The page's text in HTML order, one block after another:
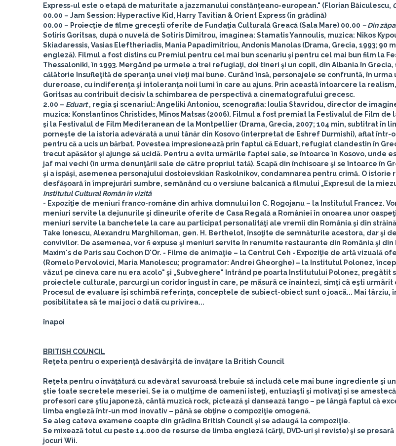
Express-ul este o etapă de maturitate a jazzmanului constănţeano-european." (Florian Băiculescu,
00.00 – Jam Session: Hyperactive Kid, Harry Tavitian & Orient Express (în grădină)
00.00 – Proiecţie de filme greceşti oferite de Fundaţia Culturală Greacă (Sala Mare) 00.00 – Din
Sotiris Goritsas, după o nuvelă de Sotiris Dimitrou, imaginea: Stamatis Yannoulis, muzica: Nikos
Skiadaressis, Vasias Eleftheriadis, Mania Papadimitriou, Andonis Manolas (Drama, Grecia, 1993; 90
engleză). Filmul a fost distins cu Premiul pentru cel mai bun scenariu şi pentru cel mai bun film la
Thessaloniki, în 1993. Mergând pe urmele a trei refugiaţi, doi tineri şi un copil, din Albania în
călătorie însufleţită de speranţa unei vieţi mai bune. Curând însă, personajele se confruntă, în urma
dureroase, cu indiferenţa şi intoleranţa noii lumi în care au ajuns. Prin această întoarcere la
Goritsas au contribuit decisiv la schimbarea de perspectivă a cinematografului grecesc.
2.00 – Eduart, regia şi scenariul: Angeliki Antoniou, scenografia: Ioulia Stavridou, director de
muzica: Konstantinos Christides, Minos Matsas (2006). Filmul a fost premiat la Festivalul de Film de
şi la Festivalul de Film Mediteranean de la Montpellier (Drama, Grecia, 2007; 104 min, subtitrat în
porneşte de la istoria adevărată a unui tânăr din Kosovo (interpretat de Eshref Durmishi), aflat într-
pentru că a ucis un bărbat. Povestea impresionează prin faptul că Eduart, refugiat clandestin în
trecut apăsător şi ajunge să ucidă. Pentru a evita urmările faptei sale, se întoarce în Kosovo, unde
jaf mai vechi (în urma denunţării sale de către propriul tată). Scapă din închisoare şi se întoarce în
şi a ispăşi, asemenea personajului dostoievskian Raskolnikov, condamnarea pentru crimă. O istorie
desfăşoară în împrejurări sumbre, semănând cu o versiune balcanică a filmului „Expresul de la
Institutul Cultural Român în vizită
- Expoziţie de meniuri franco-române din arhiva domnului Ion C. Rogojanu – la Institutul Francez.
meniuri servite la dejunurile şi dineurile oferite de Casa Regală a României în onoarea unor
meniuri servite la banchetele la care au participat personalităţi ale vremii din România şi din
Take Ionescu, Alexandru Marghiloman, gen. H. Berthelot, însoţite de semnăturile acestora, dar şi
convivilor. De asemenea, vor fi expuse şi meniuri servite în renumite restaurante din România şi din
Maxim's de Paris sau Cochon D'Or. - Filme de animaţie – la Centrul Ceh - Expoziţie de artă vizuală
(Romelo Pervolovici, Maria Manolescu; programator: Andrei Gheorghe) – la Institutul Polonez,
vãzut pe cineva care nu era acolo" şi „Subveghere" Intrând pe poarta Institutului Polonez, pregãtit
proiectele culturale, parcurgi un coridor îngust în care, pe mãsurã ce înaintezi, simţi cã eşti urmãrit
Procesul de evaluare îşi schimbã referinţa, conceptele de subiect-obiect sunt o joacã... Mai târziu,
posibilitatea sã te mai joci o datã cu privirea...
înapoi
BRITISH COUNCIL
Reţeta pentru o experienţă desăvârşită de învăţare la British Council
Reţeta pentru o învăţătură cu adevărat savuroasă trebuie să includă cele mai bune ingrediente şi
ştie toate secretele meseriei. Se ia o mulţime de oameni isteţi, entuziaşti şi motivaţi şi se amestecă
profesori care ştiu japoneză, cântă muzică rock, pictează şi dansează tango – pe lângă faptul că
limba engleză într-un mod inovativ – până se obţine o compoziţie omogenă.
Se aleg cateva examene coapte din grădina British Council şi se adaugă la compoziţie.
Se mixează totul cu peste 14.000 de resurse de limba engleză (cărţi, DVD-uri şi reviste) şi se
jocuri Wii.